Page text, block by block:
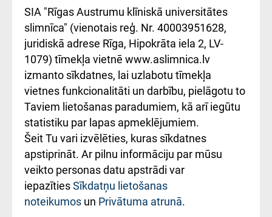
atsauksmju/sūdzību
iesniegšanas
kārtība
Kā pie mums nokļūt
Rēķinu apmaksas
ceļvedis
Rekvizīti un
ārstniecības
iestādes kods
010000234
Підтримка Східної
лікарні та співпраця з
Україною
SIA "Rīgas Austrumu klīniskā universitātes
slimnīca" (vienotais reģ. Nr. 40003951628,
juridiskā adrese Rīga, Hipokrāta iela 2, LV-
1079) tīmekļa vietnē www.aslimnica.lv
izmanto sīkdatnes, lai uzlabotu tīmekļa
vietnes funkcionalitāti un darbību, pielāgotu to
Taviem lietošanas paradumiem, kā arī iegūtu
statistiku par lapas apmeklējumiem.
Šeit Tu vari izvēlēties, kuras sīkdatnes
apstiprināt. Ar pilnu informāciju par mūsu
veikto personas datu apstrādi var
iepazītiesSīkdatņu lietošanas
noteikumos un Privātuma atrunā.